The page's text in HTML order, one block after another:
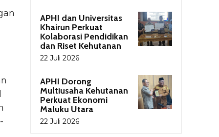
APHI dan Universitas
Khairun Perkuat
Kolaborasi Pendidikan
dan Riset Kehutanan
22 Juli 2026
APHI Dorong
Multiusaha Kehutanan
Perkuat Ekonomi
Maluku Utara
22 Juli 2026